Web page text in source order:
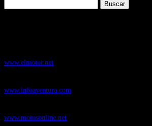
www.elmotor.net
www.infoaventura.com
www.motosonline.net